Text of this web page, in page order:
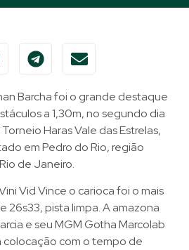
Barcha foi o grande destaque
a 1,30m, no segundo dia
Haras Vale das Estrelas,
em Pedro do Rio, região
de Janeiro.
Vid Vince o carioca foi o mais
26s33, pista limpa. A amazona
e seu MGM Gotha Marcolab
colocação com o tempo de